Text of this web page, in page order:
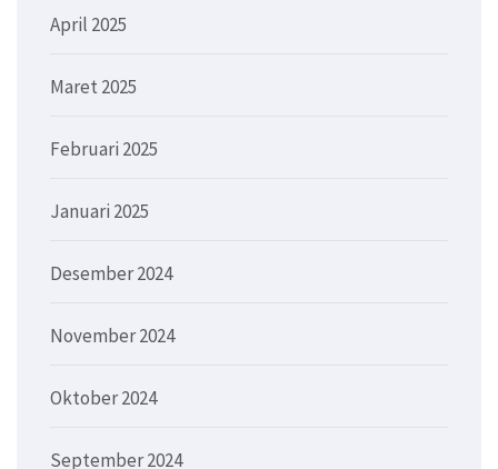
April 2025
Maret 2025
Februari 2025
Januari 2025
Desember 2024
November 2024
Oktober 2024
September 2024